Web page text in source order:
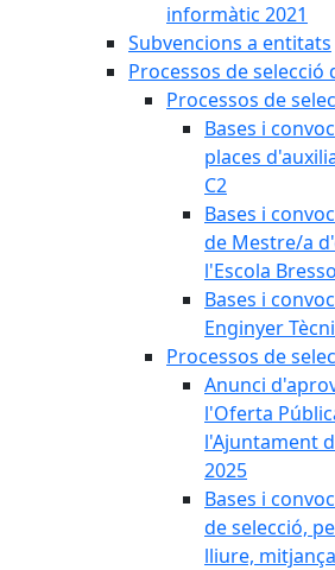
informàtic 2021
Subvencions a entitats
Processos de selecció
Processos de
Bases i
places
C2
Bases i
de Mestre/a
l'Escola
Bases i
Enginyer
Processos de
Anunci
l'Oferta
l'Ajuntament
2025
Bases i
de selecció,
lliure,